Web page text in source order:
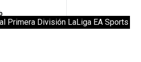
Primera División LaLiga EA Sports